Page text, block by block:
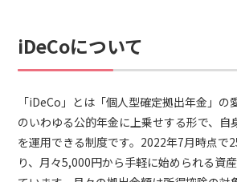
iDeCoについて
「iDeCo」とは「個人型確定拠出年金」の
のいわゆる公的年金に上乗せする形で、自
を運用できる制度です。2022年7月時点で
り、月々5,000円から手軽に始められる資